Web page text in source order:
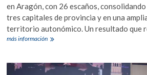
en Aragón, con 26 escaños,
tres capitales de provincia y en una
territorio autonómico. Un resultado que
más informaciónResultados
en